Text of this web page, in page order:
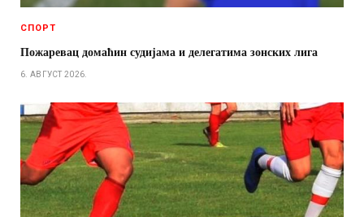
СПОРТ
Пожаревац домаћин судијама и делегатима зонских лига
6. АВГУСТ 2026.